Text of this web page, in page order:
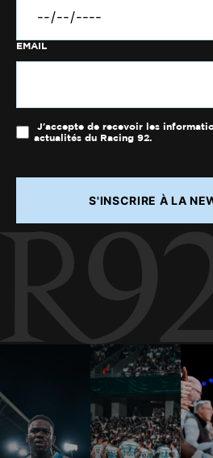
EMAIL
J'accepte de recevoir les
actualités du Racing 92.
S'INSCRIRE À LA